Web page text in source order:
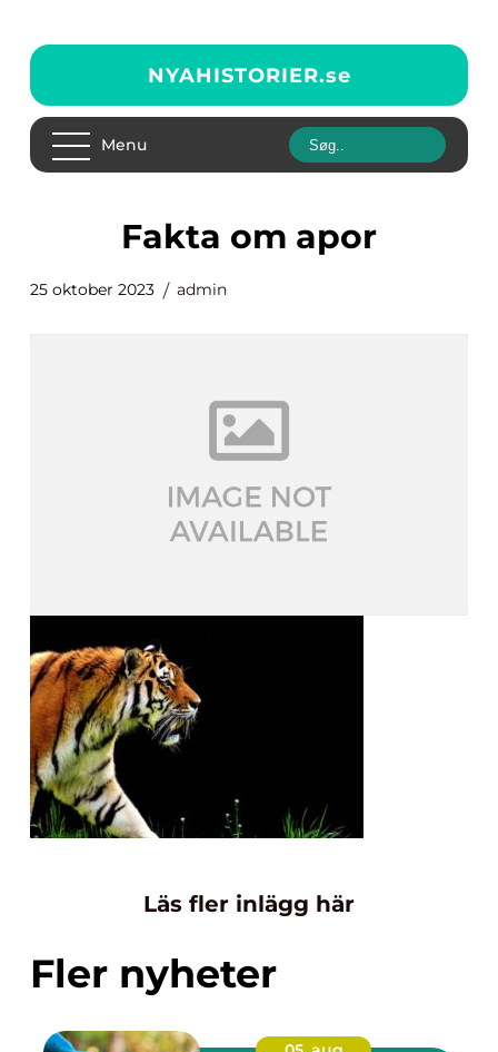
NYAHISTORIER.se
Menu
fakta om apor
25 oktober 2023 admin
Läs fler inlägg här
Fler nyheter